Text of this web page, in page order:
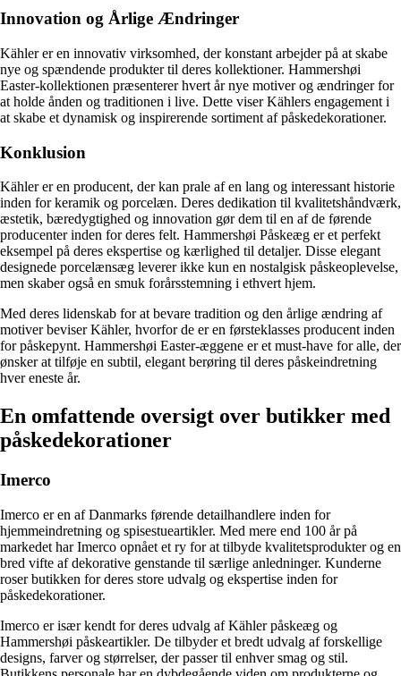
Innovation og Årlige Ændringer
Kähler er en innovativ virksomhed, der konstant arbejder på at skabe
nye og spændende produkter til deres kollektioner. Hammershøi
Easter-kollektionen præsenterer hvert år nye motiver og ændringer for
at holde ånden og traditionen i live. Dette viser Kählers engagement i
at skabe et dynamisk og inspirerende sortiment af påskedekorationer.
Konklusion
Kähler er en producent, der kan prale af en lang og interessant historie
inden for keramik og porcelæn. Deres dedikation til kvalitetshåndværk,
æstetik, bæredygtighed og innovation gør dem til en af ​​de førende
producenter inden for deres felt. Hammershøi Påskeæg er et perfekt
eksempel på deres ekspertise og kærlighed til detaljer. Disse elegant
designede porcelænsæg leverer ikke kun en nostalgisk påskeoplevelse,
men skaber også en smuk forårsstemning i ethvert hjem.
Med deres lidenskab for at bevare tradition og den årlige ændring af
motiver beviser Kähler, hvorfor de er en førsteklasses producent inden
for påskepynt. Hammershøi Easter-æggene er et must-have for alle, der
ønsker at tilføje en subtil, elegant berøring til deres påskeindretning
hver eneste år.
En omfattende oversigt over butikker med
påskedekorationer
Imerco
Imerco er en af Danmarks førende detailhandlere inden for
hjemmeindretning og spisestueartikler. Med mere end 100 år på
markedet har Imerco opnået et ry for at tilbyde kvalitetsprodukter og en
bred vifte af dekorative genstande til særlige anledninger. Kunderne
roser butikken for deres store udvalg og ekspertise inden for
påskedekorationer.
Imerco er især kendt for deres udvalg af Kähler påskeæg og
Hammershøi påskeartikler. De tilbyder et bredt udvalg af forskellige
designs, farver og størrelser, der passer til enhver smag og stil.